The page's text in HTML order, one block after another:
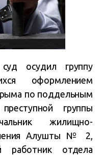
осудил группу
оформлением
по поддельным
группы
жилищно-
Алушты № 2,
работник отдела